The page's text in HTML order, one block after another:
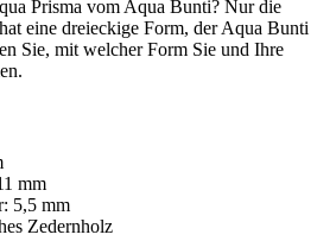
Prisma vom Aqua Bunti? Nur die
eine dreieckige Form, der Aqua Bunti
Sie, mit welcher Form Sie und Ihre
mm
5,5 mm
Zedernholz